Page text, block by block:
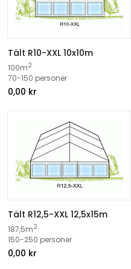
Tält R10-XXL 10x10m
100m2
70-150 personer
0,00 kr
Tält R12,5-XXL 12,5x15m
187,5m2
150-250 personer
0,00 kr